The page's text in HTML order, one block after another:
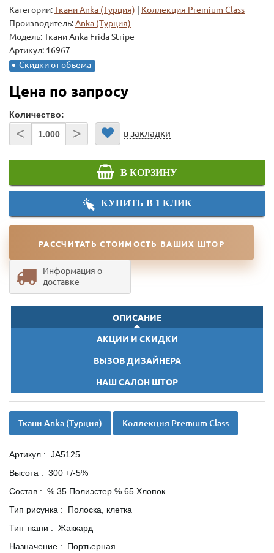
Категории:Ткани Anka (Турция)
Коллекция Premium Class
Производитель:Anka (Турция)
Модель:Ткани Anka Frida Stripe
Артикул: 16967
Скидки от объема
Цена по запросу
Количество:
< > в закладки
В КОРЗИНУ
КУПИТЬ В 1 КЛИК
РАССЧИТАТЬ СТОИМОСТЬ ВАШИХ ШТОР
Информация о
доставке
ОПИСАНИЕ
АКЦИИ И СКИДКИ
ВЫЗОВ ДИЗАЙНЕРА
НАШ САЛОН ШТОР
Ткани Anka (Турция) Коллекция Premium Class
Артикул : JA5125
Высота : 300 +/-5%
Состав : % 35 Полиэстер % 65 Хлопок
Тип рисунка : Полоска, клетка
Тип ткани : Жаккард
Назначение : Портьерная